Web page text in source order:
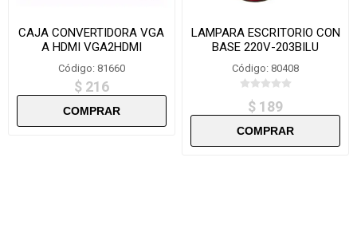
CAJA CONVERTIDORA VGA
A HDMI VGA2HDMI
Código: 81660
$ 216
LAMPARA ESCRITORIO CON
BASE 220V-203BILU
Código: 80408
$ 189